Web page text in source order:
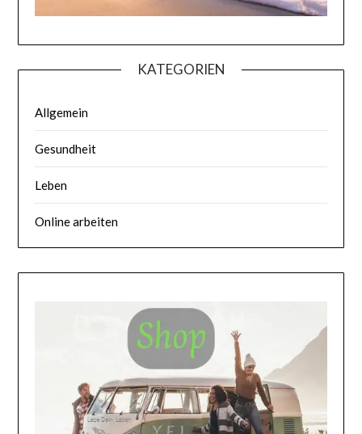
KATEGORIEN
Allgemein
Gesundheit
Leben
Online arbeiten